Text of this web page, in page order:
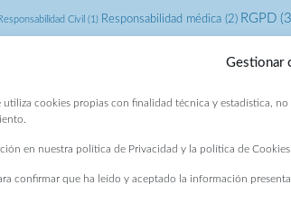
Gestionar
cookies propias con finalidad técnica y estadística,
en nuestra política de Privacidad y la política de Cookies.
confirmar que ha leído y aceptado la información
Responsabilidad Civil (1) Responsabilidad médica(2) RGPD